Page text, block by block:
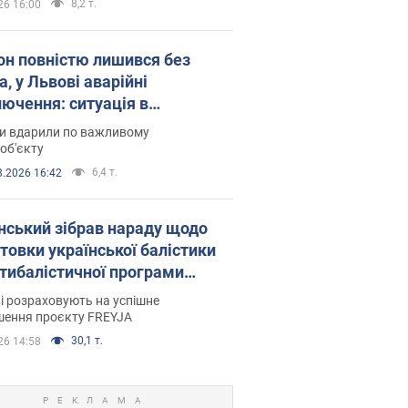
16:00 8,2 т.
повністю лишився без
у Львові аварійні
ситуація в
6 серпня
вдарили по важливому
16:42 6,4 т.
зібрав нараду щодо
української балістики
які рішення готуються
розраховують на успішне
проєкту FREYJA
14:58 30,1 т.